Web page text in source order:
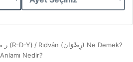
ر ض ي (R-D-Y) / Rıdvân (رِضْوَان) Ne Demek?
Anlamı Nedir?